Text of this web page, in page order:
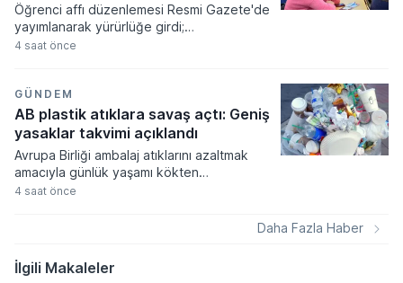
Öğrenci affı düzenlemesi Resmi Gazete'de
yayımlanarak yürürlüğe girdi;
üniversitelerinden ayrılanlara geri dönüş
mevzuata aykırı eğitim kurumu açanlara
ağır cezalar verilmesi kararlaştırıldı.
4 saat önce
GÜNDEM
AB plastik atıklara savaş açtı: Geniş
yasaklar takvimi açıklandı
Avrupa Birliği ambalaj atıklarını azaltmak
amacıyla günlük yaşamı kökten
değiştirecek geniş kapsamlı bir yasal
hedefleyen yeni kurallar, gıda
ambalajlarından havalimanı hizmetlerine
4 saat önce
Daha Fazla Haber
İlgili Makaleler